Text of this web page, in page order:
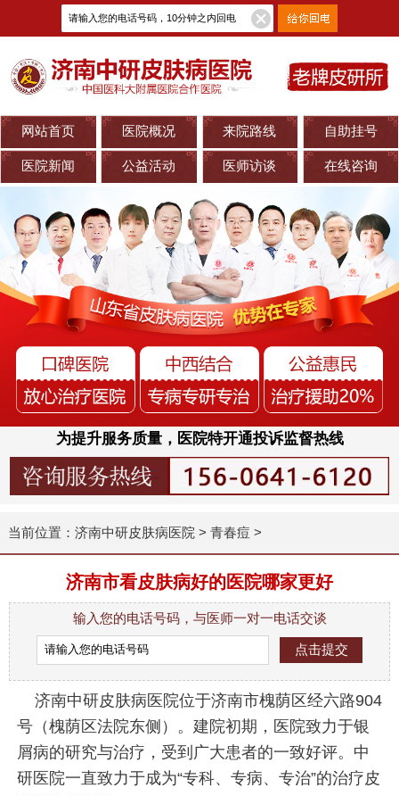
网站首页 医院概况 来院路线 自助挂号
医院新闻 公益活动 医师访谈 在线咨询
为提升服务质量，医院特开通投诉监督热线
当前位置： 济南中研皮肤病医院 > 青春痘 >
济南市看皮肤病好的医院哪家更好
输入您的电话号码，与医师一对一电话交谈
济南中研皮肤病医院位于济南市槐荫区经六路904
号（槐荫区法院东侧）。建院初期，医院致力于银
屑病的研究与治疗，受到广大患者的一致好评。中
研医院一直致力于成为“专科、专病、专治”的治疗皮